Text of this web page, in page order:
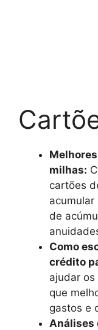
milhas:
cartões
de
Como
crédito
ajudar
que
gastos e
Análises